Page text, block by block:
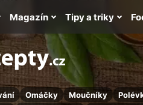
Omáčky Moučníky
Magazín Tipy a triky